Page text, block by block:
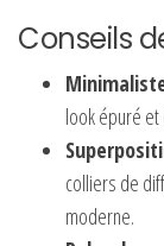
Conseils
look épuré et
colliers de
moderne.